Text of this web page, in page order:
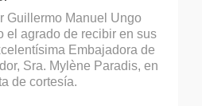
Guillermo Manuel Ungo
el agrado de recibir en sus
Embajadora de
Sra. Mylène Paradis, en
de cortesía.